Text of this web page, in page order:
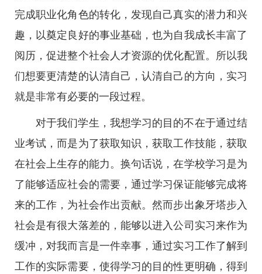
完成职业化角色的转化，发现自己真实的潜力和兴
趣，以奠定良好的事业基础，也为自我成长丰富了
阅历，促进整个社会人才资源的优化配置。所以我
们想要更清楚的认清自己，认清自己的方向，实习
就是非常有必要的一段过程。
对于我们学生，我想学习的目的不在于通过结
业考试，而是为了获取知识，获取工作技能，获取
在社会上生存的能力。换句话说，在学校学习是为
了能够适应社会的需要，通过学习保证能够完成将
来的工作，为社会作出贡献。然而步出象牙塔步入
社会是有很大落差的，能够以进入公司实习来作为
缓冲，对我而言是一件幸事，通过实习工作了解到
工作的实际需要，使得学习的目的性更明确，得到